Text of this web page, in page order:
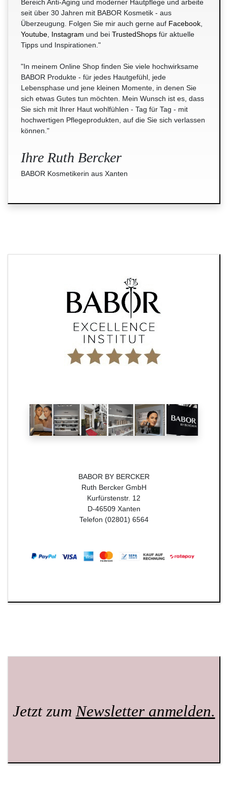
Bereich Anti-Aging und moderner Hautpflege und arbeite
seit über 30 Jahren mit BABOR Kosmetik - aus
Überzeugung. Folgen Sie mir auch gerne auf Facebook
Youtube Instagram und bei TrustedShops für aktuelle
Tipps und Inspirationen."
"In meinem Online Shop finden Sie viele hochwirksame
BABOR Produkte - für jedes Hautgefühl, jede
Lebensphase und jene kleinen Momente, in denen Sie
sich etwas Gutes tun möchten. Mein Wunsch ist es, dass
Sie sich mit Ihrer Haut wohlfühlen - Tag für Tag - mit
hochwertigen Pflegeprodukten, auf die Sie sich verlassen
können."
Ihre Ruth Bercker
BABOR Kosmetikerin aus Xanten
BABOR BY BERCKER
Ruth Bercker GmbH
Kurfürstenstr. 12
D-46509 Xanten
Telefon (02801) 6564
Jetzt zum Newsletter anmelden.